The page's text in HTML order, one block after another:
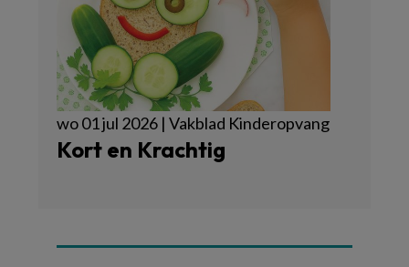
wo 01 jul 2026 | Vakblad Kinderopvang
Kort en Krachtig